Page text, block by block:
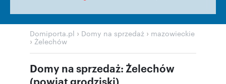
Domiporta.pl › Domy na sprzedaż › mazowieckie
› Żelechów
Domy na sprzedaż: Żelechów
(powiat grodziski)